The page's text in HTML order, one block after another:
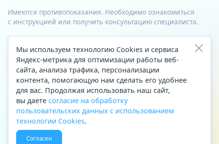
Имеются противопоказания. Необходимо ознакомиться
с инструкцией или получить консультацию специалиста.
© 2023—2026 Все права защищены.
Адрес
Архангельск, ул. Папанина, д. 19 (вход в здание со стороны
автоцентра «Тойота»)
Приемная Генерального директора
Телефон
+7 (8182) 63-60-31
Факс
+7 (8182) 68-66-71
Эл. почта
office@aptekaf.ru
Мы используем технологию Cookies и сервиса
Яндекс-метрика для оптимизации работы веб-
сайта, анализа трафика, персонализации
контента, помогающую нам сделать его удобнее
для вас. Продолжая использовать наш сайт,
вы даете согласие на обработку
пользовательских данных с использованием
технологии Cookies.
Согласен